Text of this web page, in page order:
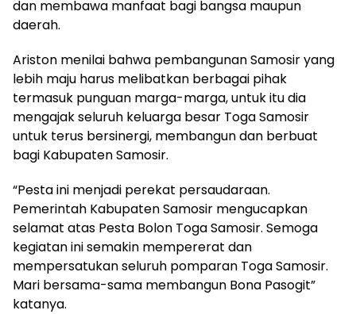
dan membawa manfaat bagi bangsa maupun
daerah.
Ariston menilai bahwa pembangunan Samosir yang
lebih maju harus melibatkan berbagai pihak
termasuk punguan marga-marga, untuk itu dia
mengajak seluruh keluarga besar Toga Samosir
untuk terus bersinergi, membangun dan berbuat
bagi Kabupaten Samosir.
“Pesta ini menjadi perekat persaudaraan.
Pemerintah Kabupaten Samosir mengucapkan
selamat atas Pesta Bolon Toga Samosir. Semoga
kegiatan ini semakin mempererat dan
mempersatukan seluruh pomparan Toga Samosir.
Mari bersama-sama membangun Bona Pasogit”
katanya.